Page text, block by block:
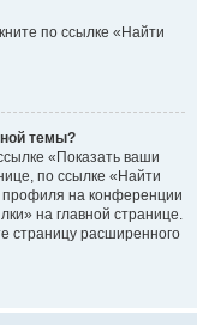
по ссылке «Найти
темы?
«Показать ваши
по ссылке «Найти
профиля на конференции
на главной странице.
страницу расширенного